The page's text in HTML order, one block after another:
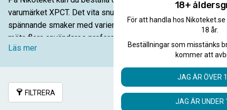
varumärket XPCT. Det vita snuset finns i flera olika
spännande smaker med varierande nikotinstyrka för att
möta flera användares preferenser.
Läs mer
FILTRERA SORTERA
18+
För att handla hos
18 år.
Beställningar som misstänks
kommer att
JAG ÄR ÖVER
JAG ÄR UNDER